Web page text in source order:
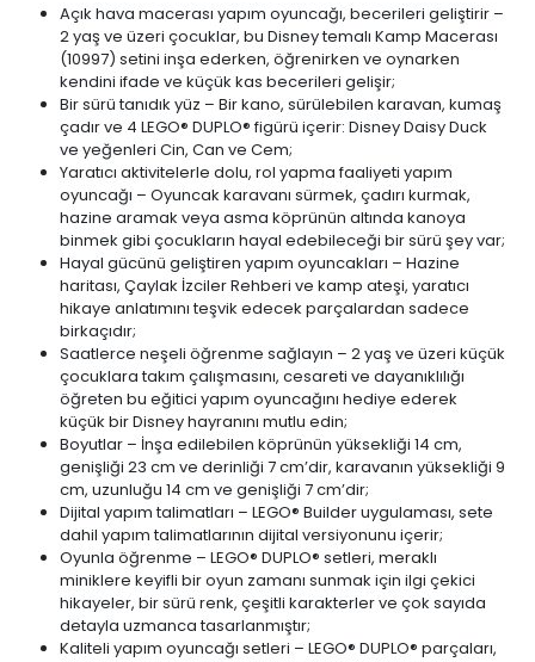
Açık hava macerası yapım oyuncağı, becerileri geliştirir –
2 yaş ve üzeri çocuklar, bu Disney temalı Kamp Macerası
(10997) setini inşa ederken, öğrenirken ve oynarken
kendini ifade ve küçük kas becerileri gelişir;
Bir sürü tanıdık yüz – Bir kano, sürülebilen karavan, kumaş
çadır ve 4 LEGO® DUPLO® figürü içerir: Disney Daisy Duck
ve yeğenleri Cin, Can ve Cem;
Yaratıcı aktivitelerle dolu, rol yapma faaliyeti yapım
oyuncağı – Oyuncak karavanı sürmek, çadırı kurmak,
hazine aramak veya asma köprünün altında kanoya
binmek gibi çocukların hayal edebileceği bir sürü şey var;
Hayal gücünü geliştiren yapım oyuncakları – Hazine
haritası, Çaylak İzciler Rehberi ve kamp ateşi, yaratıcı
hikaye anlatımını teşvik edecek parçalardan sadece
birkaçıdır;
Saatlerce neşeli öğrenme sağlayın – 2 yaş ve üzeri küçük
çocuklara takım çalışmasını, cesareti ve dayanıklılığı
öğreten bu eğitici yapım oyuncağını hediye ederek
küçük bir Disney hayranını mutlu edin;
Boyutlar – İnşa edilebilen köprünün yüksekliği 14 cm,
genişliği 23 cm ve derinliği 7 cm’dir, karavanın yüksekliği 9
cm, uzunluğu 14 cm ve genişliği 7 cm’dir;
Dijital yapım talimatları – LEGO® Builder uygulaması, sete
dahil yapım talimatlarının dijital versiyonunu içerir;
Oyunla öğrenme – LEGO® DUPLO® setleri, meraklı
miniklere keyifli bir oyun zamanı sunmak için ilgi çekici
hikayeler, bir sürü renk, çeşitli karakterler ve çok sayıda
detayla uzmanca tasarlanmıştır;
Kaliteli yapım oyuncağı setleri – LEGO® DUPLO® parçaları,